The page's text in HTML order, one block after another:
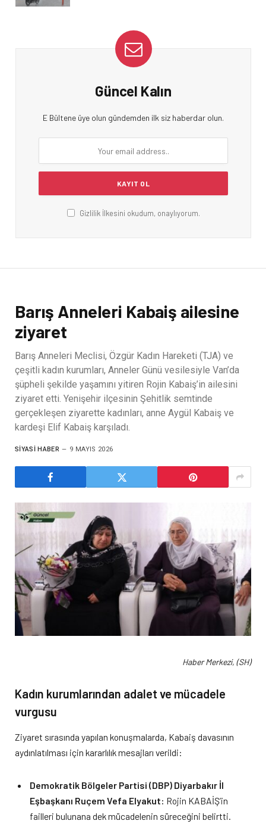
Güncel Kalın
E Bültene üye olun gündemden ilk siz haberdar olun.
Gizlilik İlkesini okudum, onaylıyorum.
Barış Anneleri Kabaiş ailesine
ziyaret
Barış Anneleri Meclisi, Özgür Kadın Hareketi (TJA) ve
çeşitli kadın kurumları, Anneler Günü vesilesiyle Van’da
şüpheli şekilde yaşamını yitiren Rojin Kabaiş’in ailesini
ziyaret etti. Yenişehir ilçesinin Şehitlik semtinde
gerçekleşen ziyarette kadınları, anne Aygül Kabaiş ve
kardeşi Elif Kabaiş karşıladı.
SIYASI HABER 9 MAYIS 2026
Haber Merkezi, (SH)
Kadın kurumlarından adalet ve mücadele
vurgusu
Ziyaret sırasında yapılan konuşmalarda, Kabaiş davasının
aydınlatılması için kararlılık mesajları verildi:
Demokratik Bölgeler Partisi (DBP) Diyarbakır İl
Eşbaşkanı Ruçem Vefa Elyakut: Rojin KABAİŞ’in
failleri bulunana dek mücadelenin süreceğini belirtti.